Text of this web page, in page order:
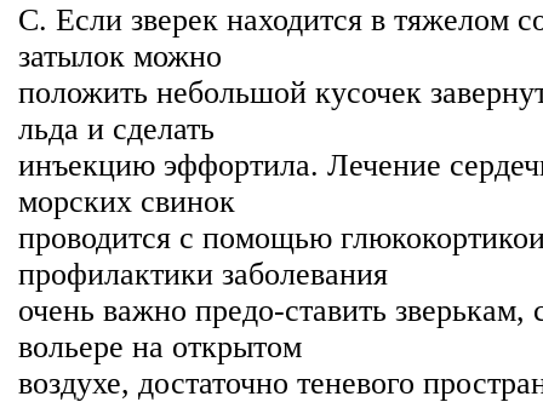
С. Если зверек находится в тяжелом
затылок можно
положить небольшой кусочек
льда и сделать
инъекцию эффортила. Лечение
морских свинок
проводится с помощью
профилактики заболевания
очень важно предо-ставить
вольере на открытом
воздухе, достаточно теневого